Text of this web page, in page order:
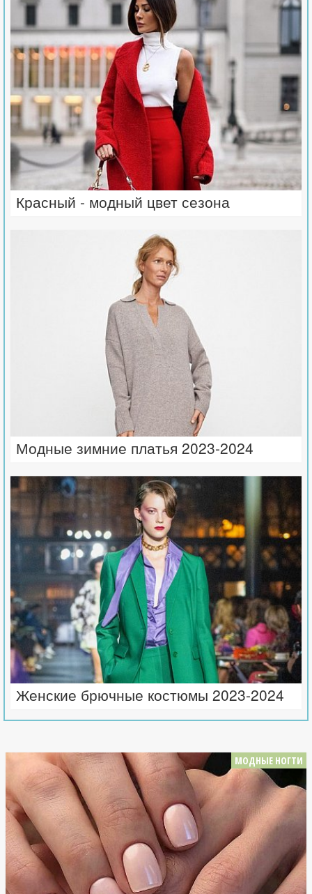
Красный - модный цвет сезона
Модные зимние платья 2023-2024
Женские брючные костюмы 2023-2024
МОДНЫЕ НОГТИ